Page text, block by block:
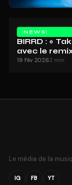
NEWS
BIRRD : «
avec le
19 Fév 20262 min
Le média de la
IG FB YT